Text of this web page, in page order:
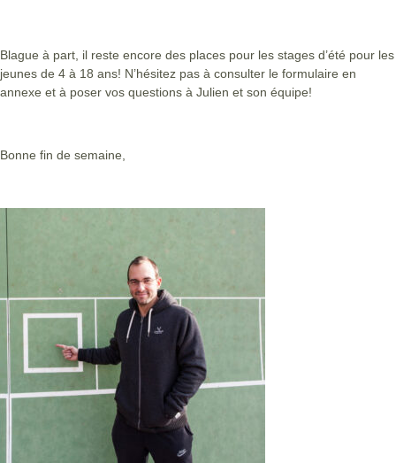
Blague à part, il reste encore des places pour les stages d’été pour les
jeunes de 4 à 18 ans! N’hésitez pas à consulter le formulaire en
annexe et à poser vos questions à Julien et son équipe!
Bonne fin de semaine,